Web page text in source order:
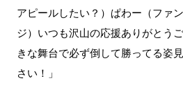
アピールしたい？）ぱわー（ファ
ジ）いつも沢山の応援ありがとう
きな舞台で必ず倒して勝ってる姿
さい！」